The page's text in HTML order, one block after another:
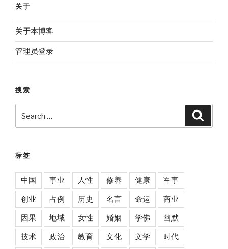
关于
关于本博客
管理员登录
搜索
for:
标签
中国 事业 人性 修养 健康 军事
创业 占例 历史 名言 命运 商业
因果 地域 女性 婚姻 学佛 幽默
技术 政治 教育 文化 文学 时代